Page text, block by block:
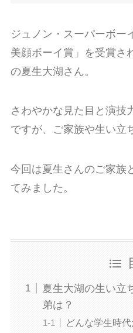
ジュノン・スーパーボー
美顔ボーイ賞」を受賞さ
の夏生大湖さん。
さわやかな見た目と演技
ですが、ご家族や生い立
今回は夏生さんのご家族
てみました。
夏生大湖の生い立
弟は？
どんな学生時代